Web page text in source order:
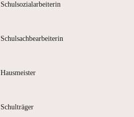
Schulsozialarbeiterin
Schulsachbearbeiterin
Hausmeister
Schulträger